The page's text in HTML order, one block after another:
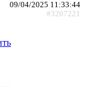
09/04/2025 11:33:44
#3207221